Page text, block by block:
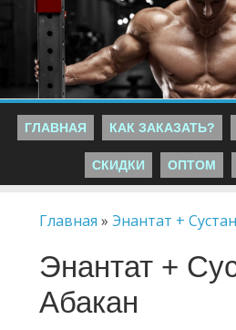
ГЛАВНАЯ КАК ЗАКАЗАТЬ?
СКИДКИ ОПТОМ
Главная »Энантат +
Энантат +
Абакан